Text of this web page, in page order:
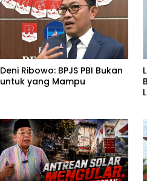
Deni Ribowo: BPJS PBI Bukan
untuk yang Mampu